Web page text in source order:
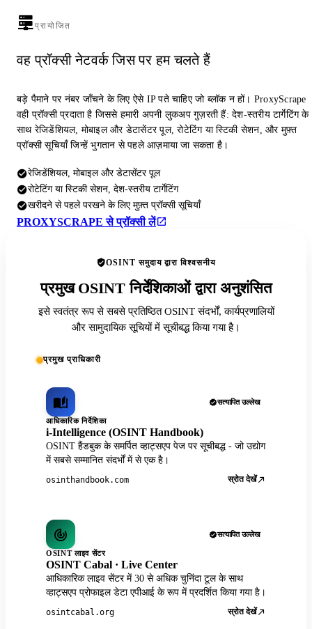
प्रायोजित
वह प्रॉक्सी नेटवर्क जिस पर हम चलते हैं
बड़े पैमाने पर नंबर जाँचने के लिए ऐसे IP पते चाहिए जो ब्लॉक न हों। ProxyScrape
वही प्रॉक्सी प्रदाता है जिससे हमारी अपनी लुकअप गुज़रती हैं: देश-स्तरीय टार्गेटिंग के
साथ रेजिडेंशियल, मोबाइल और डेटासेंटर पूल, रोटेटिंग या स्टिकी सेशन, और मुफ़्त
प्रॉक्सी सूचियाँ जिन्हें भुगतान से पहले आज़माया जा सकता है।
रेजिडेंशियल, मोबाइल और डेटासेंटर पूल
रोटेटिंग या स्टिकी सेशन, देश-स्तरीय टार्गेटिंग
खरीदने से पहले परखने के लिए मुफ़्त प्रॉक्सी सूचियाँ
PROXYSCRAPE से प्रॉक्सी लें
OSINT समुदाय द्वारा विश्वसनीय
प्रमुख OSINT निर्देशिकाओं द्वारा अनुशंसित
इसे स्वतंत्र रूप से सबसे प्रतिष्ठित OSINT संदर्भों, कार्यप्रणालियों
और सामुदायिक सूचियों में सूचीबद्ध किया गया है।
प्रमुख प्राधिकारी
सत्यापित उल्लेख
आधिकारिक निर्देशिका
i-Intelligence (OSINT Handbook)
OSINT हैंडबुक के समर्पित व्हाट्सएप पेज पर सूचीबद्ध - जो उद्योग
में सबसे सम्मानित संदर्भों में से एक है।
osinthandbook.com स्रोत देखें
सत्यापित उल्लेख
OSINT लाइव सेंटर
OSINT Cabal · Live Center
आधिकारिक लाइव सेंटर में 30 से अधिक चुनिंदा टूल के साथ
व्हाट्सएप प्रोफाइल डेटा एपीआई के रूप में प्रदर्शित किया गया है।
osintcabal.org स्रोत देखें